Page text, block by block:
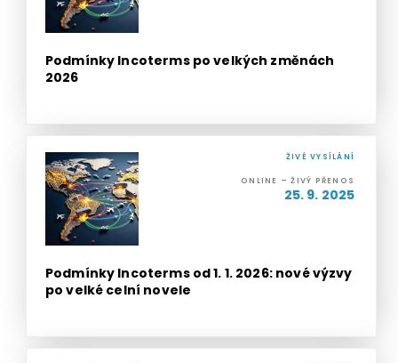
Podmínky Incoterms po velkých změnách
2026
ŽIVÉ VYSÍLÁNÍ
ONLINE – ŽIVÝ PŘENOS
25. 9. 2025
Podmínky Incoterms od 1. 1. 2026: nové výzvy
po velké celní novele